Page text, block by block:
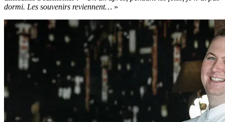
dormi. Les souvenirs reviennent… »